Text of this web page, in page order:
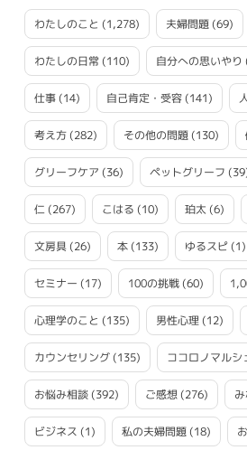
わたしのこと (1,278) 夫婦問題(69)
わたしの日常(110) 自分への思いやり
仕事(14) 自己肯定・受容(141)
考え方(282) その他の問題(130)
グリーフケア (36) ペットグリーフ
仁(267) こはる (10) 珀太 (6)
文房具(26) 本(133) ゆるスピ(1)
セミナー (17) 100の挑戦(60)
心理学のこと (135) 男性心理(12)
カウンセリング(135) ココロノマルシ
お悩み相談(392) ご感想(276)
ビジネス (1) 私の夫婦問題(18)